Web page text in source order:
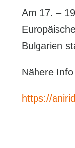
Am 17. –
Bulgarien
Nähere
https://